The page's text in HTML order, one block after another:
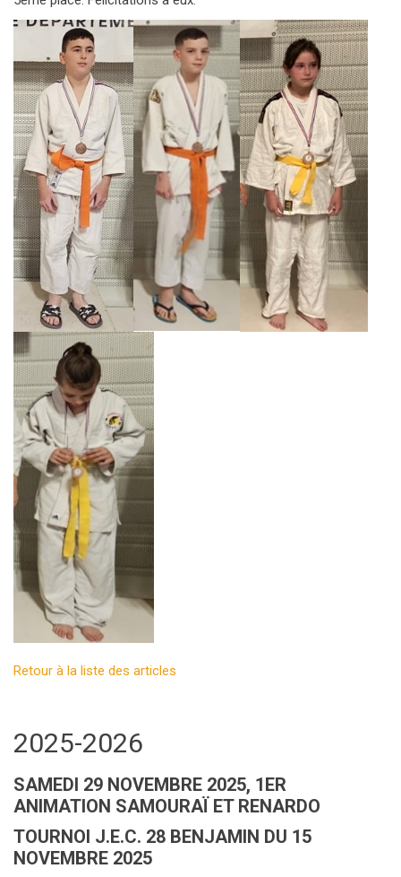
Retour à la liste des articles
2025-2026
SAMEDI 29 NOVEMBRE 2025, 1ER
ANIMATION SAMOURAÏ ET RENARDO
TOURNOI J.E.C. 28 BENJAMIN DU 15
NOVEMBRE 2025